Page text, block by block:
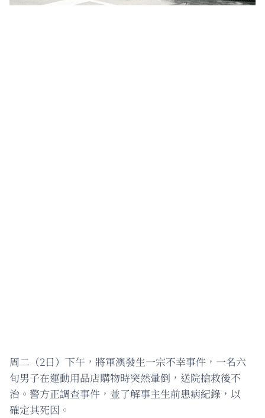
周二（2日）下午，將軍澳發生一宗不幸事件，一名六
旬男子在運動用品店購物時突然暈倒，送院搶救後不
治。警方正調查事件，並了解事主生前患病紀錄，以
確定其死因。